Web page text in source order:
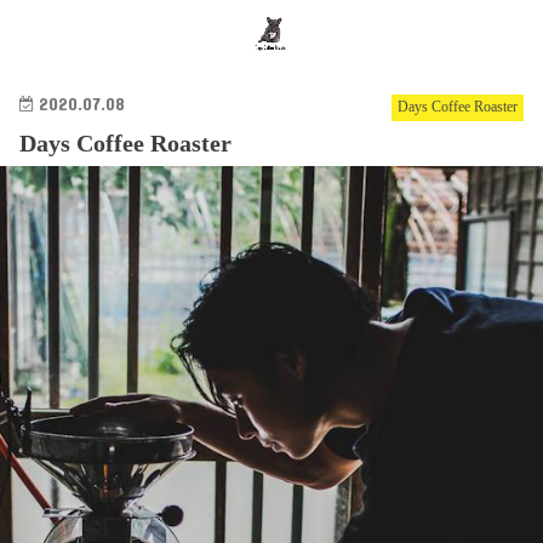
Days Coffee Roaster
2020.07.08
Days Coffee Roaster